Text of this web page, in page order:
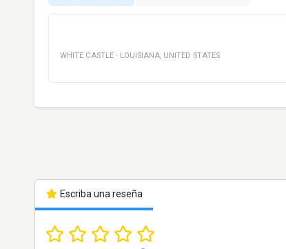
WHITE CASTLE · LOUISIANA, UNITED STATES
Escriba una reseña